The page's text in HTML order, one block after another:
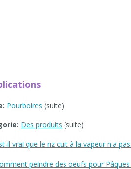
Pourboires (suite)
Des produits (suite)
il vrai que le riz cuit à la vapeur n'a
peindre des oeufs pour